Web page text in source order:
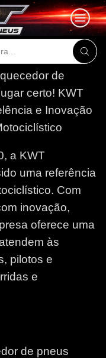
de
certo! KWT
e Inovação
a KWT
uma referência
Com
inovação,
oferece uma
às
pilotos e
e
de pneus